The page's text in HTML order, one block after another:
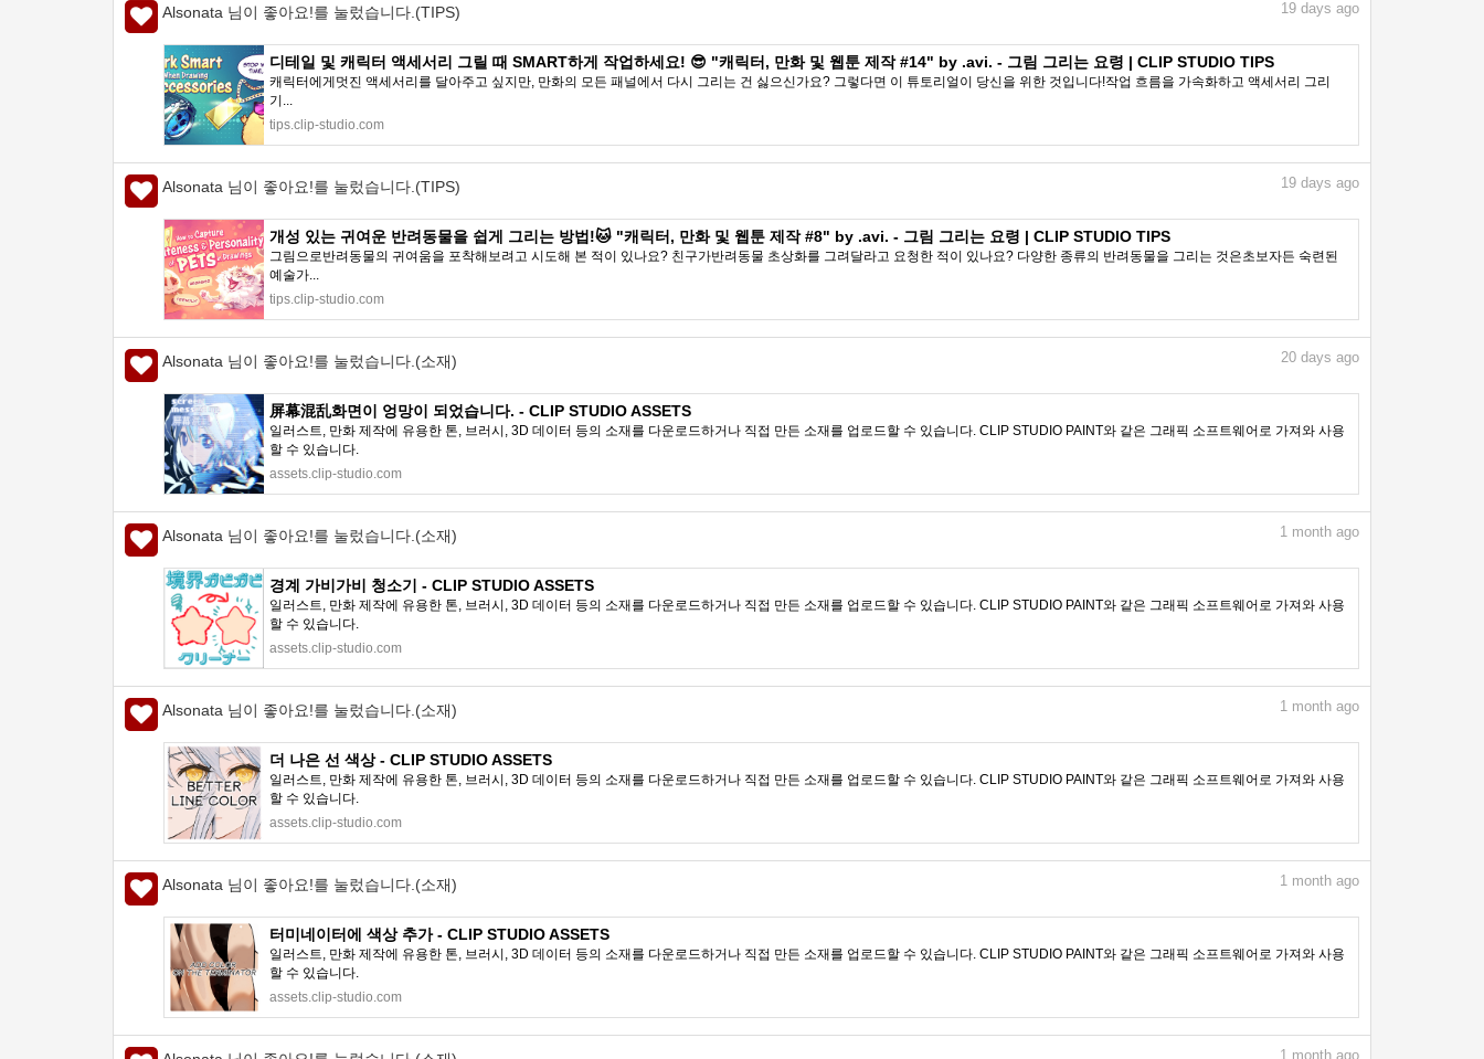
Alsonata 님이 좋아요!를 눌렀습니다.(TIPS) 19 days ago
디테일 및 캐릭터 액세서리 그릴 때 SMART하게 작업하세요! 😎 "캐릭터, 만화 및 웹툰 제작 #14" by .avi. - 그림 그리는 요령 | CLIP STUDIO TIPS
캐릭터에게멋진 액세서리를 달아주고 싶지만, 만화의 모든 패널에서 다시 그리는 건 싫으신가요? 그렇다면 이 튜토리얼이 당신을 위한 것입니다!작업 흐름을 가속화하고 액세서리 그리
기...
tips.clip-studio.com
Alsonata 님이 좋아요!를 눌렀습니다.(TIPS) 19 days ago
개성 있는 귀여운 반려동물을 쉽게 그리는 방법!🐱 "캐릭터, 만화 및 웹툰 제작 #8" by .avi. - 그림 그리는 요령 | CLIP STUDIO TIPS
그림으로반려동물의 귀여움을 포착해보려고 시도해 본 적이 있나요? 친구가반려동물 초상화를 그려달라고 요청한 적이 있나요? 다양한 종류의 반려동물을 그리는 것은초보자든 숙련된
예술가...
tips.clip-studio.com
Alsonata 님이 좋아요!를 눌렀습니다.(소재) 20 days ago
屏幕混乱화면이 엉망이 되었습니다. - CLIP STUDIO ASSETS
일러스트, 만화 제작에 유용한 톤, 브러시, 3D 데이터 등의 소재를 다운로드하거나 직접 만든 소재를 업로드할 수 있습니다. CLIP STUDIO PAINT와 같은 그래픽 소프트웨어로 가져와 사용
할 수 있습니다.
assets.clip-studio.com
Alsonata 님이 좋아요!를 눌렀습니다.(소재) 1 month ago
경계 가비가비 청소기 - CLIP STUDIO ASSETS
일러스트, 만화 제작에 유용한 톤, 브러시, 3D 데이터 등의 소재를 다운로드하거나 직접 만든 소재를 업로드할 수 있습니다. CLIP STUDIO PAINT와 같은 그래픽 소프트웨어로 가져와 사용
할 수 있습니다.
assets.clip-studio.com
Alsonata 님이 좋아요!를 눌렀습니다.(소재) 1 month ago
더 나은 선 색상 - CLIP STUDIO ASSETS
일러스트, 만화 제작에 유용한 톤, 브러시, 3D 데이터 등의 소재를 다운로드하거나 직접 만든 소재를 업로드할 수 있습니다. CLIP STUDIO PAINT와 같은 그래픽 소프트웨어로 가져와 사용
할 수 있습니다.
assets.clip-studio.com
Alsonata 님이 좋아요!를 눌렀습니다.(소재) 1 month ago
터미네이터에 색상 추가 - CLIP STUDIO ASSETS
일러스트, 만화 제작에 유용한 톤, 브러시, 3D 데이터 등의 소재를 다운로드하거나 직접 만든 소재를 업로드할 수 있습니다. CLIP STUDIO PAINT와 같은 그래픽 소프트웨어로 가져와 사용
할 수 있습니다.
assets.clip-studio.com
1 month ago